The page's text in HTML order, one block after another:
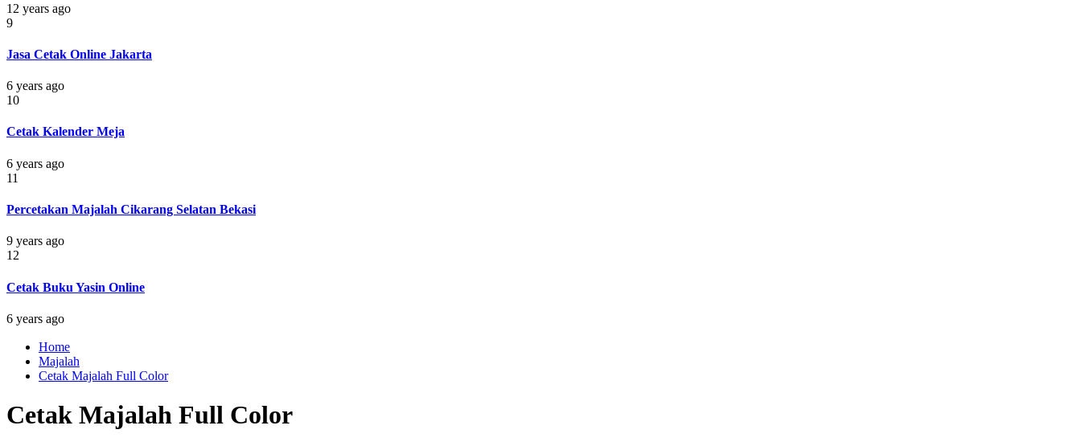
12 years ago
9
Jasa Cetak Online Jakarta
6 years ago
10
Cetak Kalender Meja
6 years ago
11
Percetakan Majalah Cikarang Selatan Bekasi
9 years ago
12
Cetak Buku Yasin Online
6 years ago
Home
Majalah
Cetak Majalah Full Color
Cetak Majalah Full Color